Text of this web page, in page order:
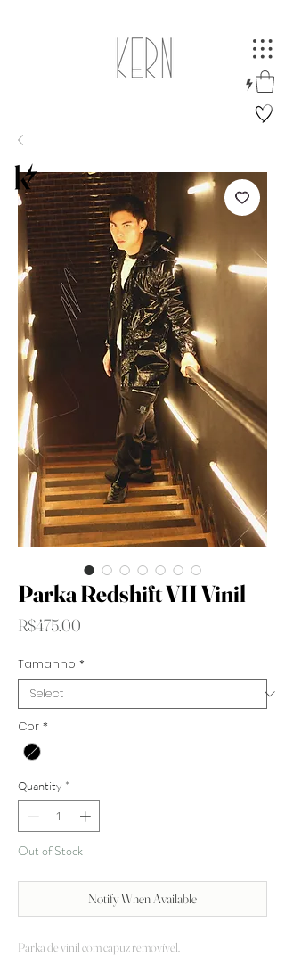
Parka Redshift VII Vinil
R$475.00
Tamanho *
Cor *
Quantity *
Out of Stock
Notify When Available
Parka de vinil com capuz removível.